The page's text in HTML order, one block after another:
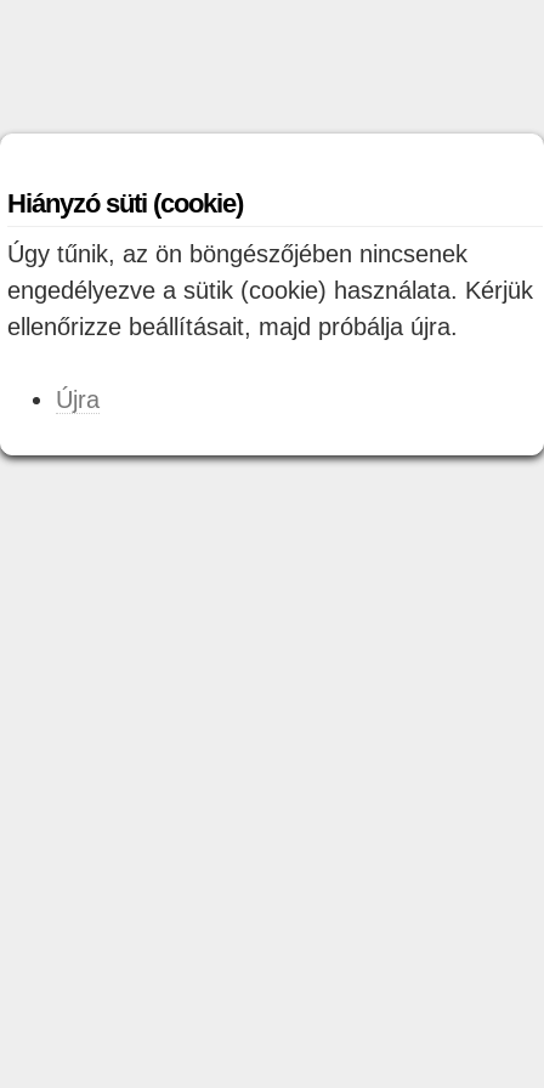
Hiányzó süti (cookie)
Úgy tűnik, az ön böngészőjében nincsenek
engedélyezve a sütik (cookie) használata. Kérjük
ellenőrizze beállításait, majd próbálja újra.
Újra